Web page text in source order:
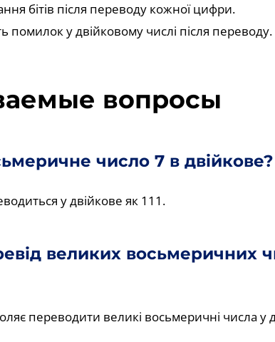
бітів після переводу кожної цифри.
помилок у двійковому числі після переводу.
вопросы
число 7 в двійкове?
у двійкове як 111.
великих восьмеричних
переводити великі восьмеричні числа у